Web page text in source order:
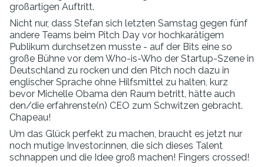
großartigen Auftritt.
Nicht nur, dass Stefan sich letzten Samstag gegen fünf
andere Teams beim Pitch Day vor hochkarätigem
Publikum durchsetzen musste - auf der Bits eine so
große Bühne vor dem Who-is-Who der Startup-Szene in
Deutschland zu rocken und den Pitch noch dazu in
englischer Sprache ohne Hilfsmittel zu halten, kurz
bevor Michelle Obama den Raum betritt, hätte auch
den/die erfahrenste(n) CEO zum Schwitzen gebracht.
Chapeau!
Um das Glück perfekt zu machen, braucht es jetzt nur
noch mutige Investor:innen, die sich dieses Talent
schnappen und die Idee groß machen! Fingers crossed!